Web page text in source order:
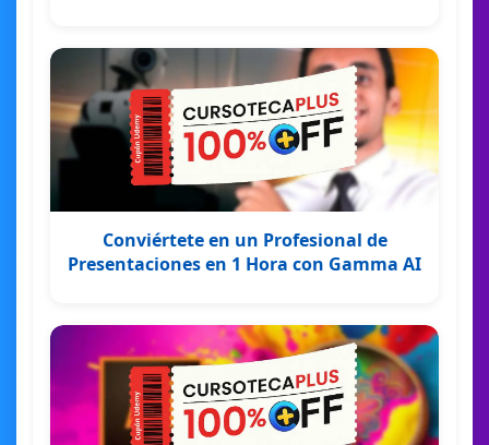
Conviértete en un Profesional de
Presentaciones en 1 Hora con Gamma AI